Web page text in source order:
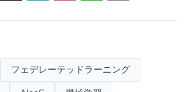
フェデレーテッドラーニング